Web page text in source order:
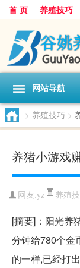
首 页 养殖技巧
网站导航
> 养殖技巧 >
养猪小游戏
网友:yz 养殖
[摘要]：阳光养
分钟给780个金
的一样,已经打